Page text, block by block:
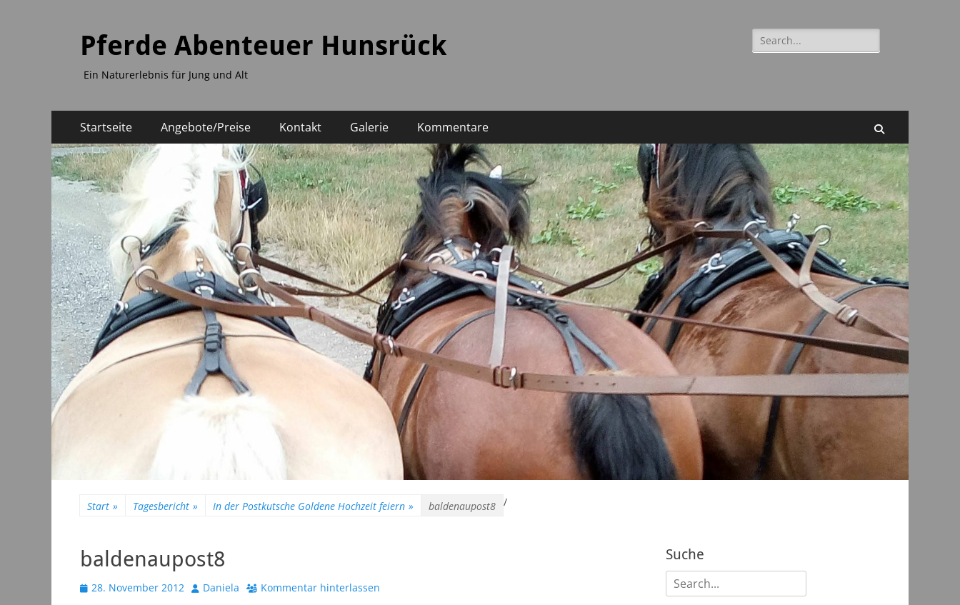
Pferde Abenteuer Hunsrück
Ein Naturerlebnis für Jung und Alt
Suchen
nach:
Primäres
Menü
Inhalt
springen
Startseite Angebote/Preise Kontakt Galerie Kommentare
Start » Tagesbericht » /
In der Postkutsche Goldene Hochzeit feiern » baldenaupost8
baldenaupost8
Veröffentlicht
28. November 2012 AutorDaniela Kommentar hinterlassen
Suche
Suchen
nach: